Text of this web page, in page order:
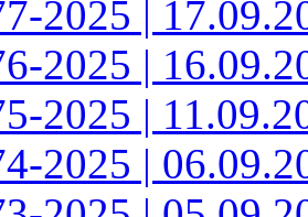
2025 |
2025 |
2025 |
2025 |